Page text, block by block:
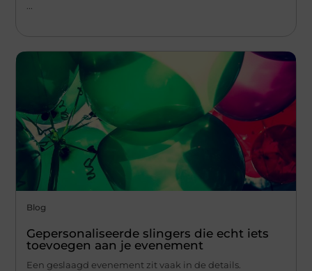
Blog
Gepersonaliseerde slingers die echt iets
toevoegen aan je evenement
Een geslaagd evenement zit vaak in de details.